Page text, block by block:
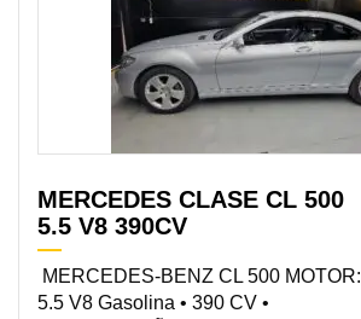
MERCEDES CLASE CL 500
5.5 V8 390CV
MERCEDES-BENZ CL 500 MOTOR:
5.5 V8 Gasolina • 390 CV •